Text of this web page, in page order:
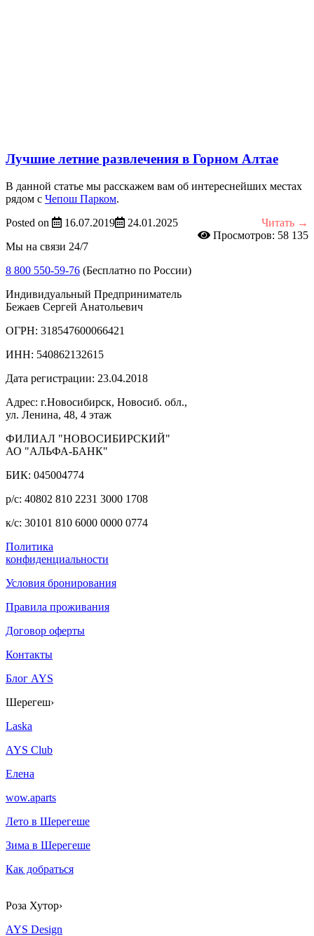
Лучшие летние развлечения в Горном Алтае
​В данной статье мы расскажем вам об интереснейших местах
рядом с Чепош Парком.
Читать →
Posted on 16.07.2019
24.01.2025
Просмотров: 58 135
Мы на связи 24/7
8 800 550-59-76 (Бесплатно по России)
Индивидуальный Предприниматель
Бежаев Сергей Анатольевич
ОГРН: 318547600066421
ИНН: 540862132615
Дата регистрации: 23.04.2018
Адрес: г.Новосибирск, Новосиб. обл.,
ул. Ленина, 48, 4 этаж
ФИЛИАЛ "НОВОСИБИРСКИЙ"
АО "АЛЬФА-БАНК"
БИК: 045004774
р/с: 40802 810 2231 3000 1708
к/с: 30101 810 6000 0000 0774
Политика
конфиденциальности
Условия бронирования
Правила проживания
Договор оферты
Контакты
Блог AYS
Шерегеш›
Laska
AYS Club
Елена
wow.aparts
Лето в Шерегеше
Зима в Шерегеше
Как добраться
Роза Хутор›
AYS Design